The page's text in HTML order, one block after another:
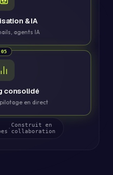
& IA
agents IA
05
consolidé
en direct
· Construit en
collaboration